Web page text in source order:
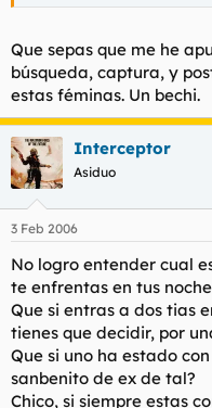
Que sepas que me he
búsqueda, captura, y
estas féminas. Un bechi.
Interceptor
Asiduo
3 Feb 2006
No logro entender cual
te enfrentas en tus
Que si entras a dos tias
tienes que decidir, por
Que si uno ha estado
sanbenito de ex de tal?
Chico, si siempre estas